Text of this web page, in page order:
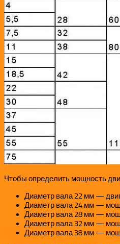
Чтобы определить мощность
Диаметр вала 22 мм —
Диаметр вала 24 мм —
Диаметр вала 28 мм —
Диаметр вала 32 мм —
Диаметр вала 38 мм —